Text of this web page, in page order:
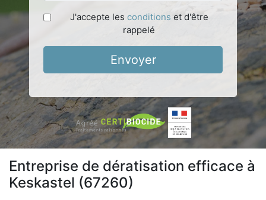
J'accepte les conditions et d'être
rappelé
Envoyer
Entreprise de dératisation efficace à
Keskastel (67260)